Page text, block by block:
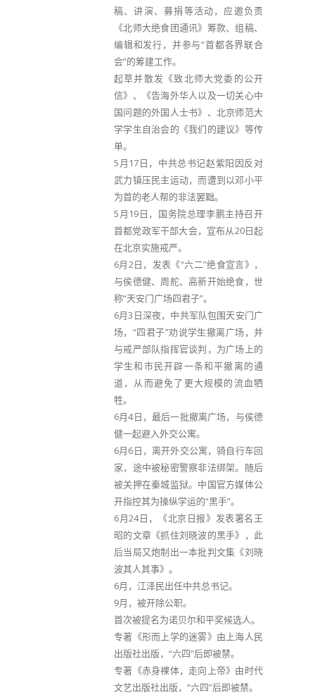
稿、讲演、募捐等活动，应邀负责
《北师大绝食团通讯》筹款、组稿、
编辑和发行，并参与“首都各界联合
会”的筹建工作。
起草并散发《致北师大党委的公开
信》、《告海外华人以及一切关心中
国问题的外国人士书》、北京师范大
学学生自治会的《我们的建议》等传
单。
5月17日，中共总书记赵紫阳因反对
武力镇压民主运动，而遭到以邓小平
为首的老人帮的非法罢黜。
5月19日，国务院总理李鹏主持召开
首都党政军干部大会，宣布从20日起
在北京实施戒严。
6月2日，发表《“六二”绝食宣言》，
与侯德健、周舵、高新开始绝食，世
称“天安门广场四君子”。
6月3日深夜，中共军队包围天安门广
场，“四君子”劝说学生撤离广场，并
与戒严部队指挥官谈判，为广场上的
学生和市民开辟一条和平撤离的通
道，从而避免了更大规模的流血牺
牲。
6月4日，最后一批撤离广场，与侯德
健一起避入外交公寓。
6月6日，离开外交公寓，骑自行车回
家，途中被秘密警察非法绑架。随后
被关押在秦城监狱。中国官方媒体公
开指控其为操纵学运的“黑手”。
6月24日，《北京日报》发表署名王
昭的文章《抓住刘晓波的黑手》，此
后当局又炮制出一本批判文集《刘晓
波其人其事》。
6月，江泽民出任中共总书记。
9月，被开除公职。
首次被提名为诺贝尔和平奖候选人。
专著《形而上学的迷雾》由上海人民
出版社出版，“六四”后即被禁。
专著《赤身裸体，走向上帝》由时代
文艺出版社出版，“六四”后即被禁。